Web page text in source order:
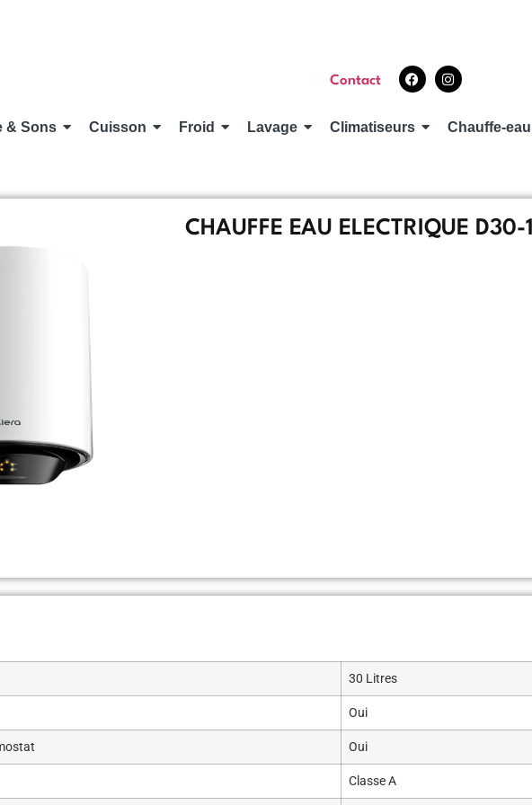
Contact
& Sons Cuisson Froid Lavage Climatiseurs Chauffe-eau
CHAUFFE EAU ELECTRIQUE D30-
30 Litres
Oui
Oui
Classe A